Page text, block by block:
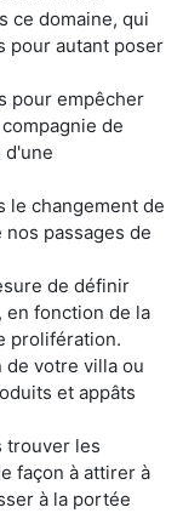
ce domaine, qui
pour autant poser
pour empêcher
de
d'une
le changement de
passages de
de définir
fonction de la
prolifération.
de votre villa ou
et appâts
trouver les
façon à attirer à
à la portée